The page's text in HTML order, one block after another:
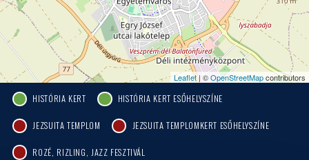
Leaflet| ©OpenStreetMapcontributors
HISTÓRIA KERT HISTÓRIA KERT ESŐHELYSZÍNE
JEZSUITA TEMPLOM JEZSUITA TEMPLOMKERT ESŐHELYSZÍNE
ROZÉ, RIZLING, JAZZ FESZTIVÁL